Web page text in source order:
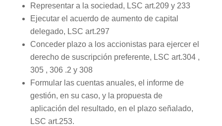
Representar a la sociedad, LSC art.209 y 233
Ejecutar el acuerdo de aumento de capital
delegado, LSC art.297
Conceder plazo a los accionistas para ejercer el
derecho de suscripción preferente, LSC art.304 ,
305 , 306 .2 y 308
Formular las cuentas anuales, el informe de
gestión, en su caso, y la propuesta de
aplicación del resultado, en el plazo señalado,
LSC art.253.